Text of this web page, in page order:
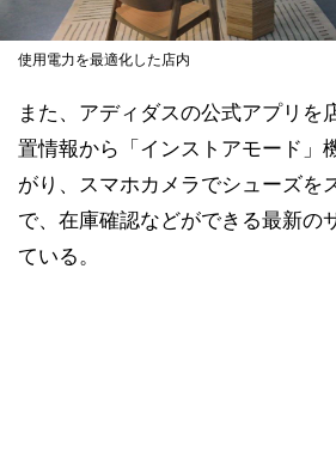
使用電力を最適化した店内
また、アディダスの公式アプリを
置情報から「インストアモード」
がり、スマホカメラでシューズを
で、在庫確認などができる最新の
ている。